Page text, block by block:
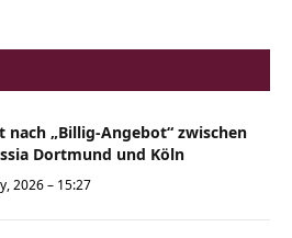
nach „Billig-Angebot“ zwischen
Dortmund und Köln
2026 – 15:27